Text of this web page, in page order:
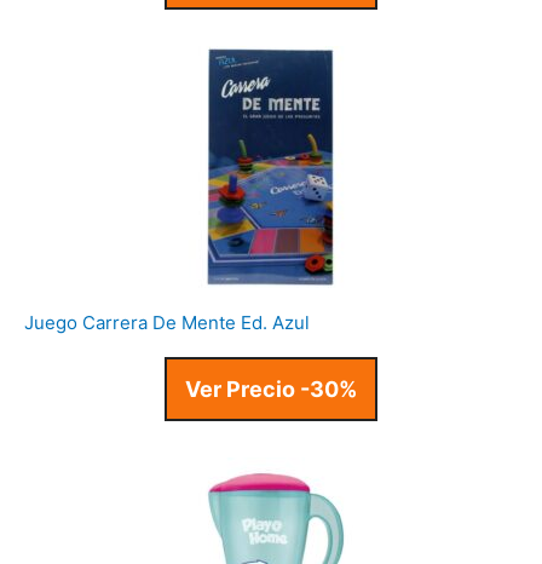
Juego Carrera De Mente Ed. Azul
Ver Precio -30%